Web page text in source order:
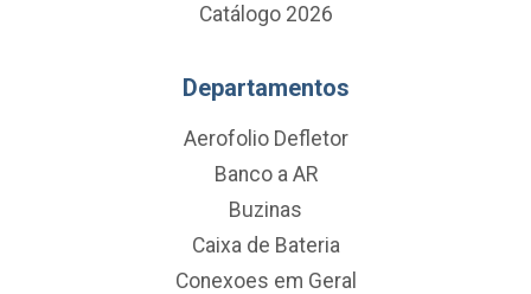
Catálogo 2026
Departamentos
Aerofolio Defletor
Banco a AR
Buzinas
Caixa de Bateria
Conexoes em Geral